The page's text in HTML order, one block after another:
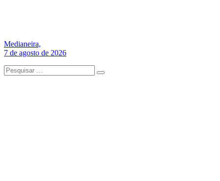
Medianeira,
7 de agosto de 2026